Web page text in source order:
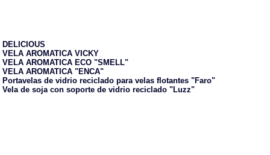
DELICIOUS
VELA AROMATICA VICKY
VELA AROMATICA ECO "SMELL"
VELA AROMATICA "ENCA"
Portavelas de vidrio reciclado para velas flotantes "Faro"
Vela de soja con soporte de vidrio reciclado "Luzz"